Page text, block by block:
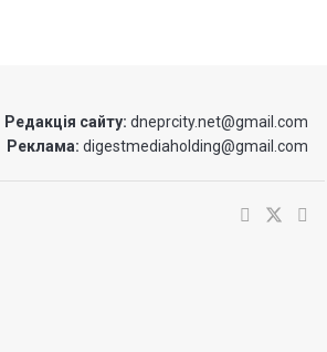
Редакція сайту: dneprcity.net@gmail.com
Реклама: digestmediaholding@gmail.com